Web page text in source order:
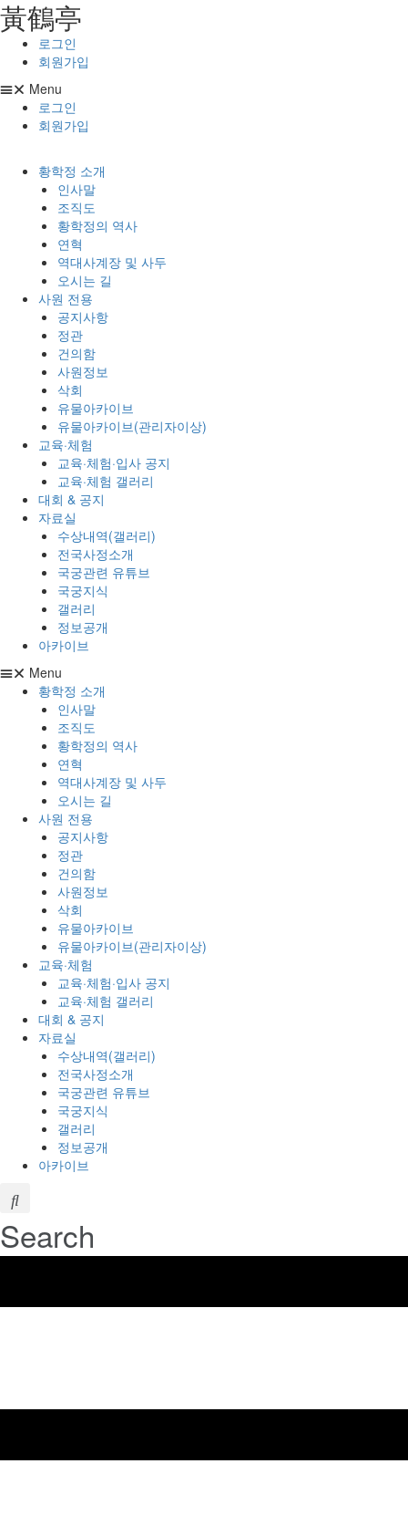
콘텐츠로
건너뛰기
⿈鶴亭
로그인
회원가입
Menu
로그인
회원가입
황학정 소개
인사말
조직도
황학정의 역사
연혁
역대사계장 및 사두
오시는 길
사원 전용
공지사항
정관
건의함
사원정보
삭회
유물아카이브
유물아카이브(관리자이상)
교육·체험
교육·체험·입사 공지
교육·체험 갤러리
대회 & 공지
자료실
수상내역(갤러리)
전국사정소개
국궁관련 유튜브
국궁지식
갤러리
정보공개
아카이브
Menu
황학정 소개
인사말
조직도
황학정의 역사
연혁
역대사계장 및 사두
오시는 길
사원 전용
공지사항
정관
건의함
사원정보
삭회
유물아카이브
유물아카이브(관리자이상)
교육·체험
교육·체험·입사 공지
교육·체험 갤러리
대회 & 공지
자료실
수상내역(갤러리)
전국사정소개
국궁관련 유튜브
국궁지식
갤러리
정보공개
아카이브
Search